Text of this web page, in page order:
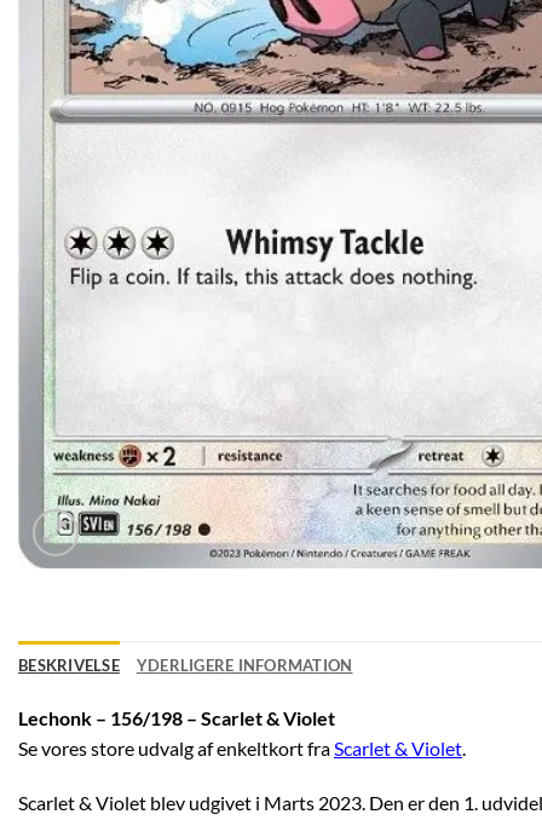
BESKRIVELSE YDERLIGERE INFORMATION
Lechonk – 156/198 – Scarlet & Violet
Se vores store udvalg af enkeltkort fra Scarlet & Violet
Scarlet & Violet blev udgivet i Marts 2023. Den er den 1.